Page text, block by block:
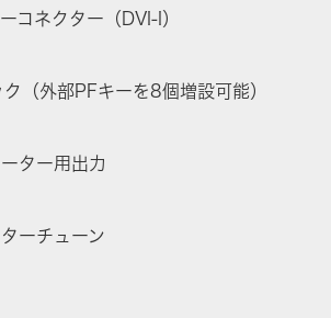
コネクター（DVI-I）
（外部PFキーを8個増設可能）
ター用出力
ーチューン